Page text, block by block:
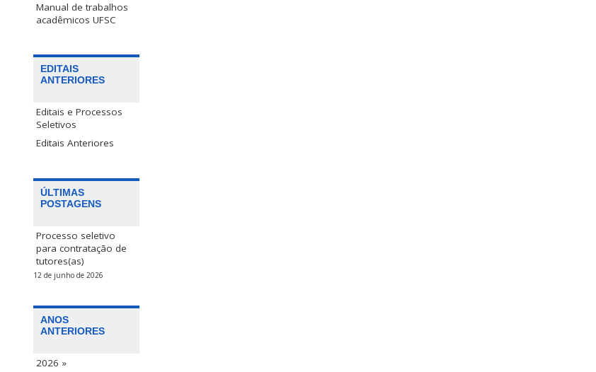
Manual de trabalhos
acadêmicos UFSC
EDITAIS
ANTERIORES
Editais e Processos
Seletivos
Editais Anteriores
ÚLTIMAS
POSTAGENS
Processo seletivo
para contratação de
tutores(as)
12 de junho de 2026
ANOS
ANTERIORES
2026 »